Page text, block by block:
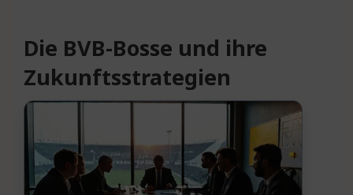
Die BVB-Bosse und ihre
Zukunftsstrategien